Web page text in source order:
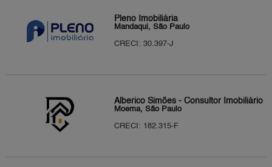
Pleno Imobiliária
Mandaqui, São Paulo
CRECI: 30.397-J
Alberico Simões - Consultor Imobiliário
Moema, São Paulo
CRECI: 182.315-F